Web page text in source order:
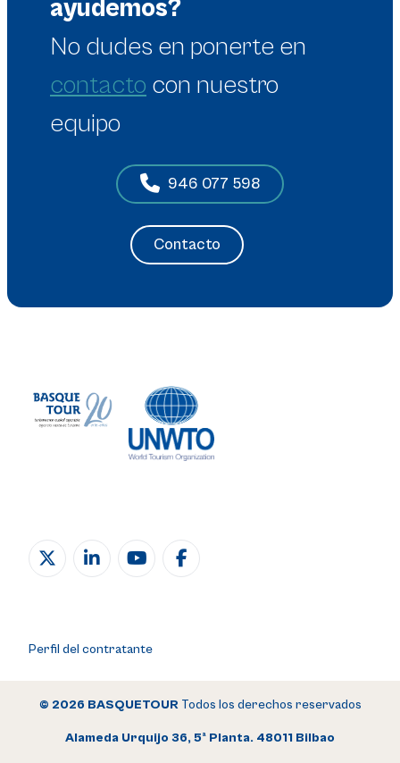
ayudemos?
No dudes en ponerte en
contacto con nuestro
equipo
946 077 598
Contacto
Perfil del contratante
© 2026 BASQUETOURTodos los derechos reservados
Alameda Urquijo 36, 5ª Planta. 48011 Bilbao